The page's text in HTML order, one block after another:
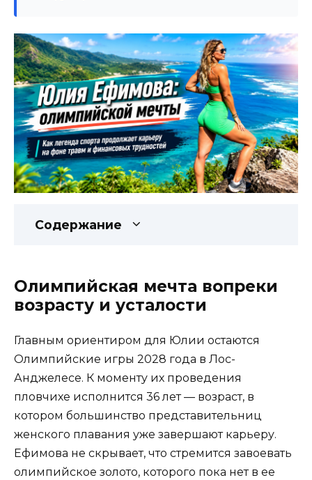
Содержание
Олимпийская мечта вопреки
возрасту и усталости
Главным ориентиром для Юлии остаются
Олимпийские игры 2028 года в Лос-
Анджелесе. К моменту их проведения
пловчихе исполнится 36 лет — возраст, в
котором большинство представительниц
женского плавания уже завершают карьеру.
Ефимова не скрывает, что стремится завоевать
олимпийское золото, которого пока нет в ее